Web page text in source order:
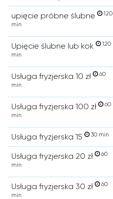
upięcie próbne ślubne
120
min
Upięcie ślubne lub kok
120
min
Usługa fryzjerska 10 zł
60
min
Usługa fryzjerska 100 zł
60
min
Usługa fryzjerska 15 30 min
Usługa fryzjerska 20 zł
60
min
Usługa fryzjerska 30 zł
60
min